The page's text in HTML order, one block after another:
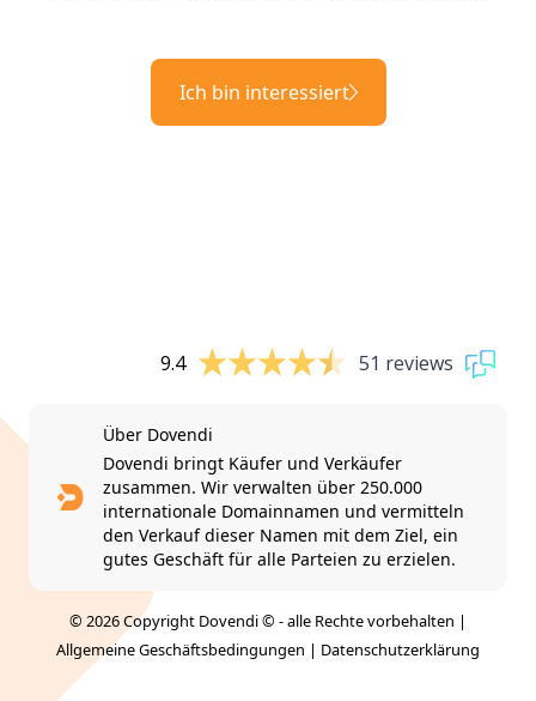
Ich bin interessiert
9.4 51 reviews
Über Dovendi
Dovendi bringt Käufer und Verkäufer
zusammen. Wir verwalten über 250.000
internationale Domainnamen und vermitteln
den Verkauf dieser Namen mit dem Ziel, ein
gutes Geschäft für alle Parteien zu erzielen.
© 2026 Copyright Dovendi © - alle Rechte vorbehalten |
Allgemeine Geschäftsbedingungen | Datenschutzerklärung